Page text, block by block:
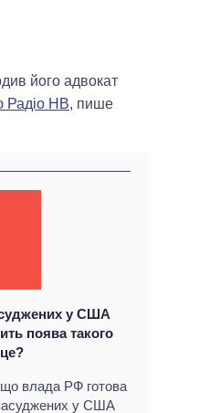
його адвокат
Радіо НВ, пише
у США
поява такого
що влада РФ готова
у США